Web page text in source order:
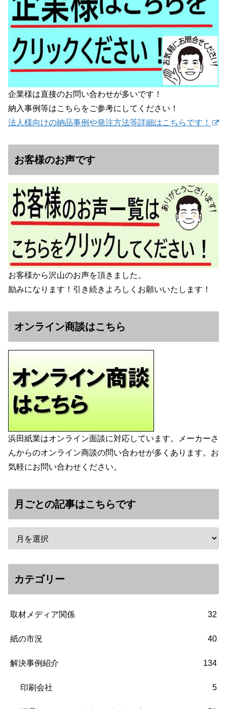
企業様は直接のお問い合わせが多いです！
納入事例等はこちらをご参考にしてください！
法人様向けの納品事例や発注方法等詳細はこちらです！
お客様のお声です
お客様から沢山のお声を頂きました。
励みになります！引き続きよろしくお願いいたします！
オンライン商談はこちら
浜田紙業はオンライン面談に対応しています。メーカーさ
んからのオンライン商談の問い合わせが多くあります。お
気軽にお問い合わせください。
月ごとの記事はこちらです
カテゴリー
取材メディア関係 32
紙の市況 40
解決事例紹介 134
印刷会社 5